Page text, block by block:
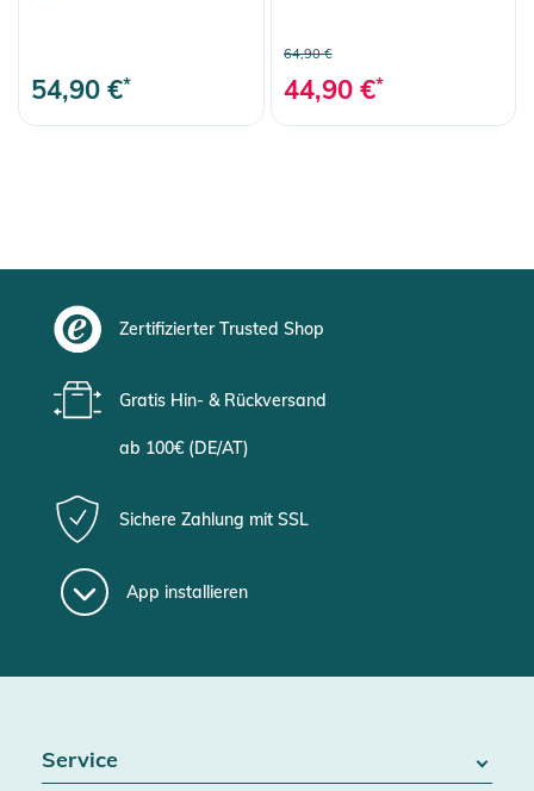
54,90 €*
64,90 €
44,90 €*
Zertifizierter Trusted Shop
Gratis Hin- & Rückversand
ab 100€ (DE/AT)
Sichere Zahlung mit SSL
App installieren
Service